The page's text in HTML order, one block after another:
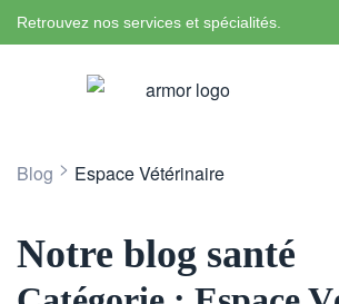
Retrouvez nos services et spécialités.
Blog > Espace Vétérinaire
Notre blog santé